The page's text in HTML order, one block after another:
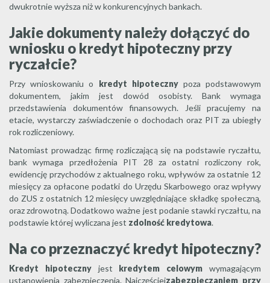
dwukrotnie wyższa niż w konkurencyjnych bankach.
Jakie dokumenty należy dołączyć do
wniosku o kredyt hipoteczny przy
ryczałcie?
Przy wnioskowaniu o kredyt hipotecznypoza podstawowym
dokumentem, jakim jest dowód osobisty. Bank wymaga
przedstawienia dokumentów finansowych. Jeśli pracujemy na
etacie, wystarczy zaświadczenie o dochodach oraz PIT za ubiegły
rok rozliczeniowy.
Natomiast prowadząc firmę rozliczającą się na podstawie ryczałtu,
bank wymaga przedłożenia PIT 28 za ostatni rozliczony rok,
ewidencję przychodów z aktualnego roku, wpływów za ostatnie 12
miesięcy za opłacone podatki do Urzędu Skarbowego oraz wpływy
do ZUS z ostatnich 12 miesięcy uwzględniające składkę społeczną,
oraz zdrowotną. Dodatkowo ważne jest podanie stawki ryczałtu, na
podstawie której wyliczana jest zdolność kredytowa.
Na co przeznaczyć kredyt hipoteczny?
Kredyt hipotecznyjest kredytem celowym wymagającym
ustanowienia zabezpieczenia. Najczęściejzabezpieczaniem przy